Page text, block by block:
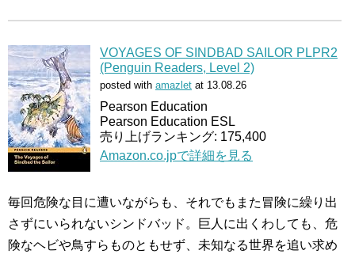
VOYAGES OF SINDBAD SAILOR PLPR2
(Penguin Readers, Level 2)
posted with amazlet at 13.08.26
Pearson Education
Pearson Education ESL
売り上げランキング: 175,400
Amazon.co.jpで詳細を見る
毎回危険な目に遭いながらも、それでもまた冒険に繰り出
さずにいられないシンドバッド。巨人に出くわしても、危
険なヘビや鳥すらものともせず、未知なる世界を追い求め